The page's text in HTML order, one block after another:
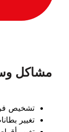
مشاكل
تشخيص
تغيير